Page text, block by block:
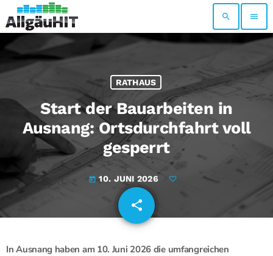
search menu
RATHAUS
Start der Bauarbeiten in
Ausnang: Ortsdurchfahrt voll
gesperrt
today 10. JUNI 2026
share
email
In Ausnang haben am 10. Juni 2026 die umfangreichen